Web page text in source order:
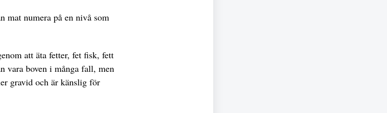
numera på en nivå som
att äta fetter, fet fisk, fett
vara boven i många fall, men
gravid och är känslig för